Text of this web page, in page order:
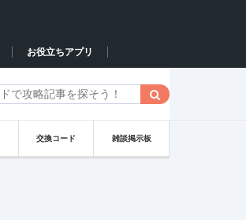
お役立ちアプリ
交換コード 雑談掲示板